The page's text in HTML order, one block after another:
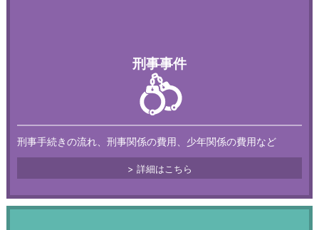
刑事事件
刑事手続きの流れ、刑事関係の費用、少年関係の費用など
詳細はこちら